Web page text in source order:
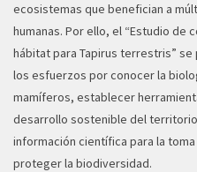
ecosistemas que benefician a
humanas. Por ello, el “Estudio de
hábitat para Tapirus terrestris”
los esfuerzos por conocer la
mamíferos, establecer
desarrollo sostenible del
información científica para la
proteger la biodiversidad.